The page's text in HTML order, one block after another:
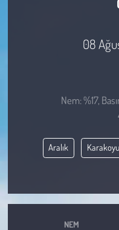
08
Nem: %17,
Aralık
NEM
Hayvan Hakları